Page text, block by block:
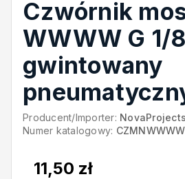
Czwórnik
WWWW G 1/8
gwintowany
Producent/Importer: NovaProjects
Numer katalogowy:
11,50 zł